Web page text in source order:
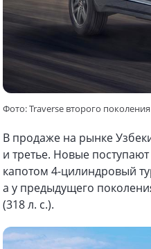
Фото: Traverse второго
В продаже на рынке
и третье. Новые
капотом 4-цилиндровый
а у предыдущего
(318 л. c.).